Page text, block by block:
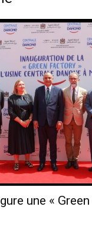
une «